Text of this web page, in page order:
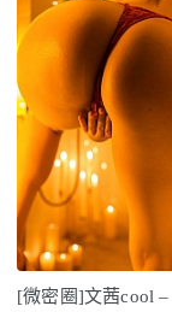
[微密圈]文茜cool